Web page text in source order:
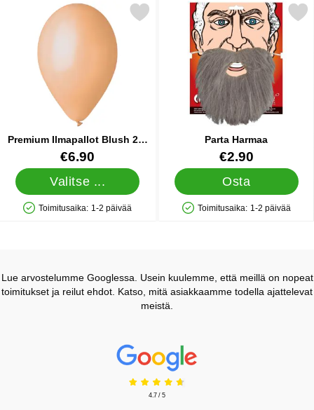
Premium Ilmapallot Blush 25-
pakkaus
Tuote.nro 25747
€6.90
Valitse ...
Saatavuus: Varastossa
Toimitusaika: 1-2 päivää
premium Ilmapallot Blush 25-pakkaus suosikiksi
Parta Harmaa
Tuote.nro 14241
€2.90
Osta
Saatavuus: Varastossa
Toimitusaika: 1-2 päivää
Merkitse parta
Lue arvostelumme Googlessa. Usein kuulemme, että meillä on nopeat
toimitukset ja reilut ehdot. Katso, mitä asiakkaamme todella ajattelevat
meistä.
Prisjakt Arvostelu: 4.7 Tähdet
4.7 / 5